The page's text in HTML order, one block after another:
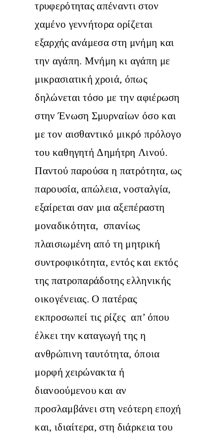
τρυφερότητας απέναντι στον
χαμένο γεννήτορα ορίζεται
εξαρχής ανάμεσα στη μνήμη και
την αγάπη. Μνήμη κι αγάπη με
μικρασιατική χροιά, όπως
δηλώνεται τόσο με την αφιέρωση
στην Ένωση Σμυρναίων όσο και
με τον αισθαντικό μικρό πρόλογο
του καθηγητή Δημήτρη Λινού.
Παντού παρούσα η πατρότητα, ως
παρουσία, απώλεια, νοσταλγία,
εξαίρεται σαν μια αξεπέραστη
μοναδικότητα, σπανίως
πλαισιωμένη από τη μητρική
συντροφικότητα, εντός και εκτός
της πατροπαράδοτης ελληνικής
οικογένειας. Ο πατέρας
εκπροσωπεί τις ρίζες απ’ όπου
έλκει την καταγωγή της η
ανθρώπινη ταυτότητα, όποια
μορφή χειρώνακτα ή
διανοούμενου και αν
προσλαμβάνει στη νεότερη εποχή
και, ιδιαίτερα, στη διάρκεια του